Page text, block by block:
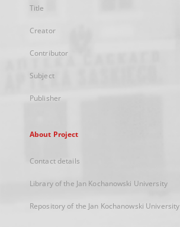
Title
Creator
Contributor
Subject
Publisher
About Project
Contact details
Library of the Jan Kochanowski University
Repository of the Jan Kochanowski University